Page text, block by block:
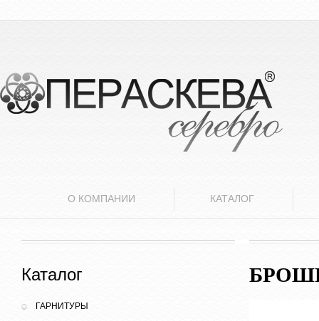
О КОМПАНИИ КАТАЛОГ
Каталог
ГАРНИТУРЫ